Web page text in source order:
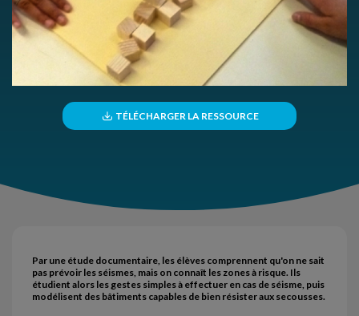
TÉLÉCHARGER LA RESSOURCE
Par une étude documentaire, les élèves comprennent qu'on ne sait
pas prévoir les séismes, mais on connaît les zones à risque. Ils
étudient alors les gestes simples à effectuer en cas de séisme, puis
modélisent des bâtiments capables de bien résister aux secousses.